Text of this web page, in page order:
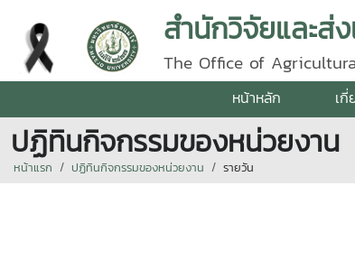
สำนักวิจัยและส่
The Office of
หน้าหลัก เ
ปฏิทินกิจกรรมของหน่วยงาน
หน้าแรก ปฏิทินกิจกรรมของหน่วยงาน รายวัน